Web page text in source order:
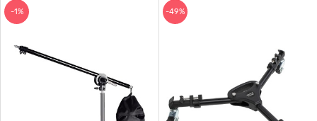
-1% -49%